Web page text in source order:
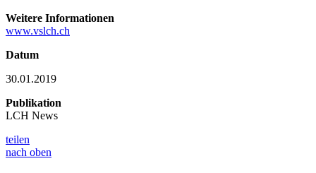
Weitere Informationen
www.vslch.ch
Datum
30.01.2019
Publikation
LCH News
teilen
nach oben